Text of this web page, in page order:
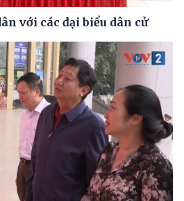
với các đại biểu dân cử